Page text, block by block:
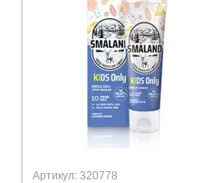
Артикул:320778